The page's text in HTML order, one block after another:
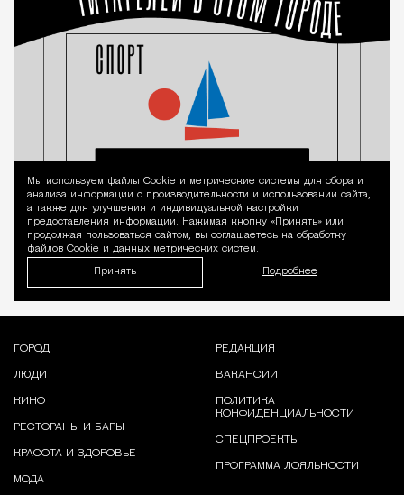
Уведомление
Мы используем файлы Сookie и метрические системы для сбора и
анализа информации о производительности и использовании сайта,
а также для улучшения и индивидуальной настройки
предоставления информации. Нажимая кнопку «Принять» или
продолжая пользоваться сайтом, вы соглашаетесь на обработку
файлов Cookie и данных метрических систем.
Принять Подробнее
ГОРОД
ЛЮДИ
КИНО
РЕСТОРАНЫ И БАРЫ
КРАСОТА И ЗДОРОВЬЕ
МОДА
РЕДАКЦИЯ
ВАКАНСИИ
ПОЛИТИКА
КОНФИДЕНЦИАЛЬНОСТИ
СПЕЦПРОЕКТЫ
ПРОГРАММА ЛОЯЛЬНОСТИ